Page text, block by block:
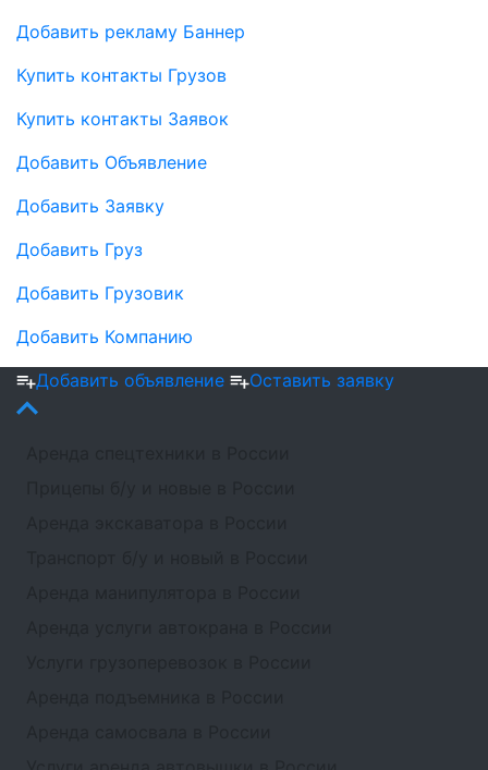
Добавить рекламу Баннер
Купить контакты Грузов
Купить контакты Заявок
Добавить Объявление
Добавить Заявку
Добавить Груз
Добавить Грузовик
Добавить Компанию
Добавить объявление
Оставить заявку